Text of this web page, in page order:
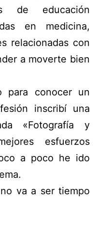
de educación
en medicina,
relacionadas con
a moverte bien
para conocer un
inscribí una
«Fotografía y
esfuerzos
a poco he ido
va a ser tiempo